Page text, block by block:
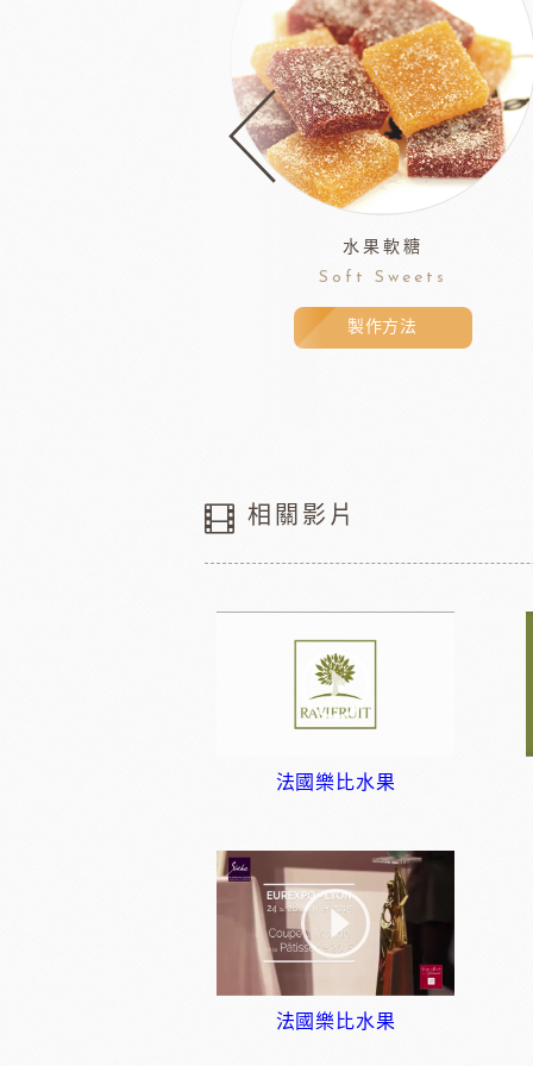
水果軟糖
Soft Sweets
製作方法
相關影片
法國樂比水果
法國樂比水果